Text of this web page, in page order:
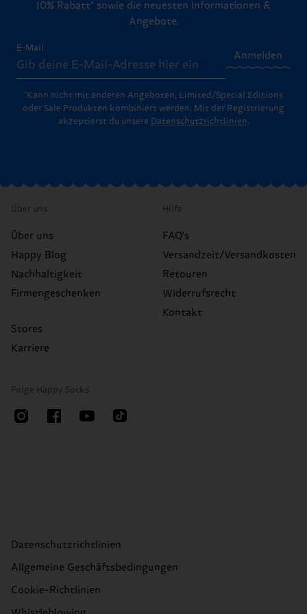
10% Rabatt* sowie die neuesten Informationen &
Angebote.
E-Mail
Anmelden
*Kann nicht mit anderen Angeboten, Limited/Special Editions
oder Sale Produkten kombiniert werden. Mit der Registrierung
akzeptierst du unsere Datenschutzrichtlinien.
Über uns
Über uns
Happy Blog
Nachhaltigkeit
Firmengeschenken
Stores
Karriere
Hilfe
FAQ's
Versandzeit/Versandkosten
Retouren
Widerrufsrecht
Kontakt
Folge Happy Socks
Datenschutzrichtlinien
Allgemeine Geschäftsbedingungen
Cookie-Richtlinien